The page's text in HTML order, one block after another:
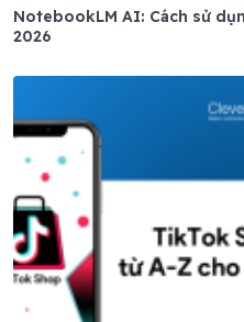
NotebookLM AI: Cách sử
2026